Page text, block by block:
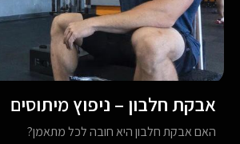
אבקת חלבון – ניפוץ מיתוסים
האם אבקת חלבון היא חובה לכל מתאמן?